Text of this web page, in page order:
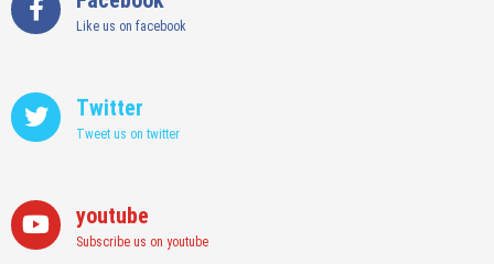
Like us on facebook
Twitter
Tweet us on twitter
youtube
Subscribe us on youtube